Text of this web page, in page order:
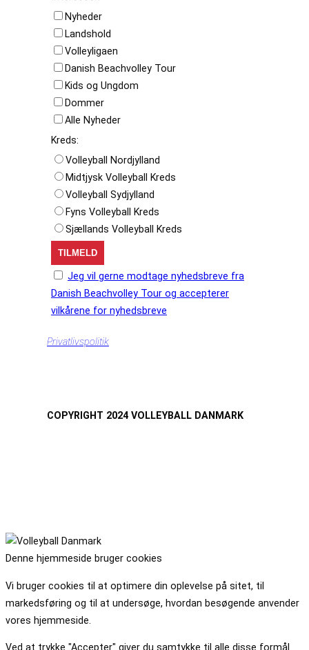
Nyheder
Landshold
Volleyligaen
Danish Beachvolley Tour
Kids og Ungdom
Dommer
Alle Nyheder
Kreds:
Volleyball Nordjylland
Midtjysk Volleyball Kreds
Volleyball Sydjylland
Fyns Volleyball Kreds
Sjællands Volleyball Kreds
Jeg vil gerne modtage nyhedsbreve fra
Danish Beachvolley Tour og accepterer
vilkårene for nyhedsbreve
Privatlivspolitik
COPYRIGHT 2024 VOLLEYBALL DANMARK
Denne hjemmeside bruger cookies
Vi bruger cookies til at optimere din oplevelse på sitet, til
markedsføring og til at undersøge, hvordan besøgende anvender
vores hjemmeside.
Ved at trykke "Accepter" giver du samtykke til alle disse formål.